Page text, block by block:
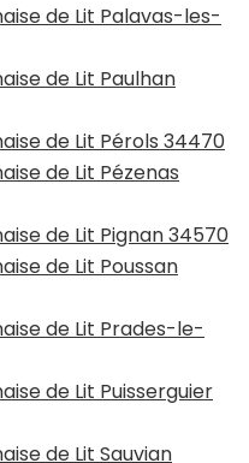
de Lit Palavas-les-
de Lit Paulhan
de Lit Pérols 34470
de Lit Pézenas
de Lit Pignan 34570
de Lit Poussan
de Lit Prades-le-
de Lit Puisserguier
de Lit Sauvian